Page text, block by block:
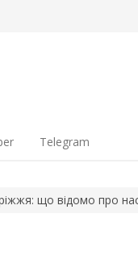
Telegram
відомо про наслідки